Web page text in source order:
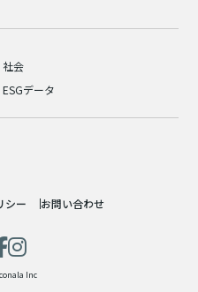
社会
ESGデータ
シー お問い合わせ
Inc